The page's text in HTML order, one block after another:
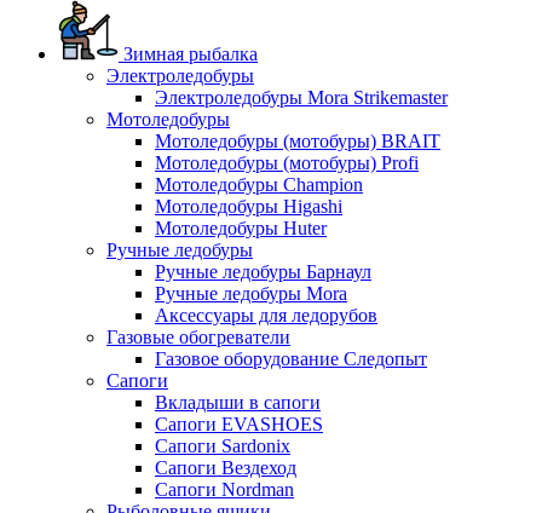
Зимная рыбалка
Электроледобуры
Электроледобуры Mora Strikemaster
Мотоледобуры
Мотоледобуры (мотобуры) BRAIT
Мотоледобуры (мотобуры) Profi
Мотоледобуры Champion
Мотоледобуры Higashi
Мотоледобуры Huter
Ручные ледобуры
Ручные ледобуры Барнаул
Ручные ледобуры Mora
Аксессуары для ледорубов
Газовые обогреватели
Газовое оборудование Следопыт
Сапоги
Вкладыши в сапоги
Сапоги EVASHOES
Сапоги Sardonix
Сапоги Вездеход
Сапоги Nordman